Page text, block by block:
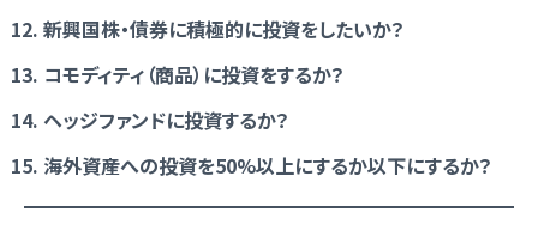
新興国株・債券に積極的に投資をしたいか？
コモディティ（商品）に投資をするか？
ヘッジファンドに投資するか？
海外資産への投資を50%以上にするか以下にするか？